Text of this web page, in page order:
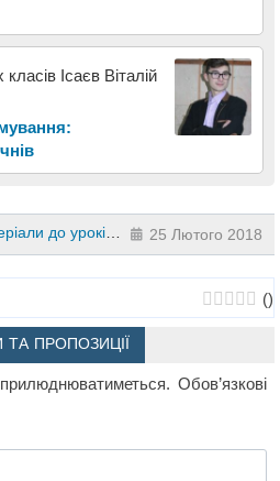
Ісаєв Віталій
до уроків Презентації
25 Лютого 2018
()
ТА ПРОПОЗИЦІЇ
Обов’язкові